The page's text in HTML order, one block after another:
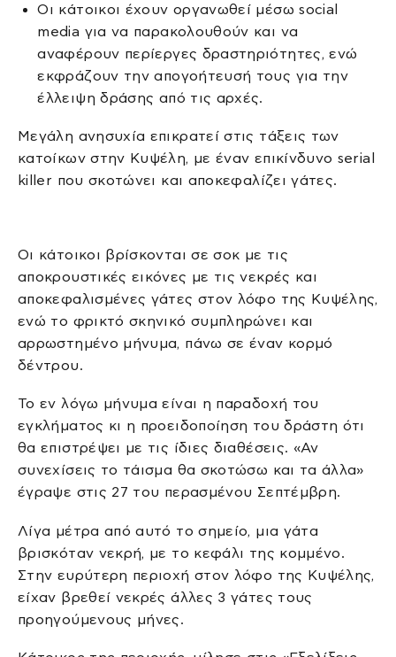
Οι κάτοικοι έχουν οργανωθεί μέσω social
media για να παρακολουθούν και να
αναφέρουν περίεργες δραστηριότητες, ενώ
εκφράζουν την απογοήτευσή τους για την
έλλειψη δράσης από τις αρχές.
Μεγάλη ανησυχία επικρατεί στις τάξεις των
κατοίκων στην Κυψέλη, με έναν επικίνδυνο serial
killer που σκοτώνει και αποκεφαλίζει γάτες.
Οι κάτοικοι βρίσκονται σε σοκ με τις
αποκρουστικές εικόνες με τις νεκρές και
αποκεφαλισμένες γάτες στον λόφο της Κυψέλης,
ενώ το φρικτό σκηνικό συμπληρώνει και
αρρωστημένο μήνυμα, πάνω σε έναν κορμό
δέντρου.
Το εν λόγω μήνυμα είναι η παραδοχή του
εγκλήματος κι η προειδοποίηση του δράστη ότι
θα επιστρέψει με τις ίδιες διαθέσεις. «Αν
συνεχίσεις το τάισμα θα σκοτώσω και τα άλλα»
έγραψε στις 27 του περασμένου Σεπτέμβρη.
Λίγα μέτρα από αυτό το σημείο, μια γάτα
βρισκόταν νεκρή, με το κεφάλι της κομμένο.
Στην ευρύτερη περιοχή στον λόφο της Κυψέλης,
είχαν βρεθεί νεκρές άλλες 3 γάτες τους
προηγούμενους μήνες.